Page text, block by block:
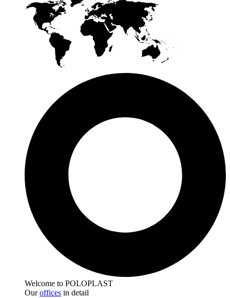
Welcome to POLOPLAST
Ouroffices in detail